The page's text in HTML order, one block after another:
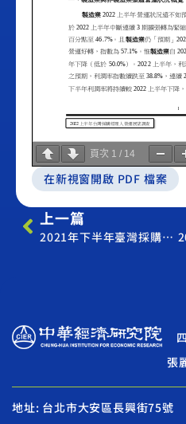
頁次 1 / 14
在新視窗開啟 PDF 檔案
上一篇
2021年下半年臺灣採購經理人營運展望調查新聞稿
張
地址: 台北市大安區長興街75號